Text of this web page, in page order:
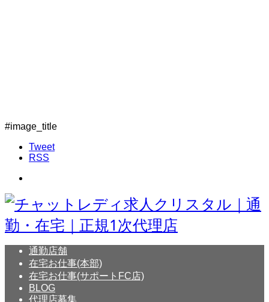
#image_title
Tweet
RSS
通勤店舗
在宅お仕事(本部)
在宅お仕事(サポートFC店)
BLOG
代理店募集